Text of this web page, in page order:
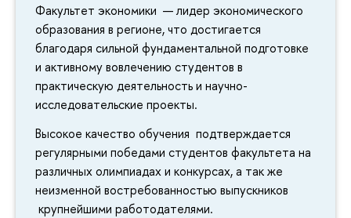
Факультет экономики — лидер экономического
образования в регионе, что достигается
благодаря сильной фундаментальной подготовке
и активному вовлечению студентов в
практическую деятельность и научно-
исследовательские проекты.
Высокое качество обучения подтверждается
регулярными победами студентов факультета на
различных олимпиадах и конкурсах, а так же
неизменной востребованностью выпускников
крупнейшими работодателями.